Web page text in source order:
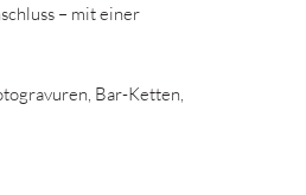
– mit einer
Bar-Ketten,